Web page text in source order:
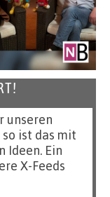
unseren
ist das mit
Ideen. Ein
X-Feeds